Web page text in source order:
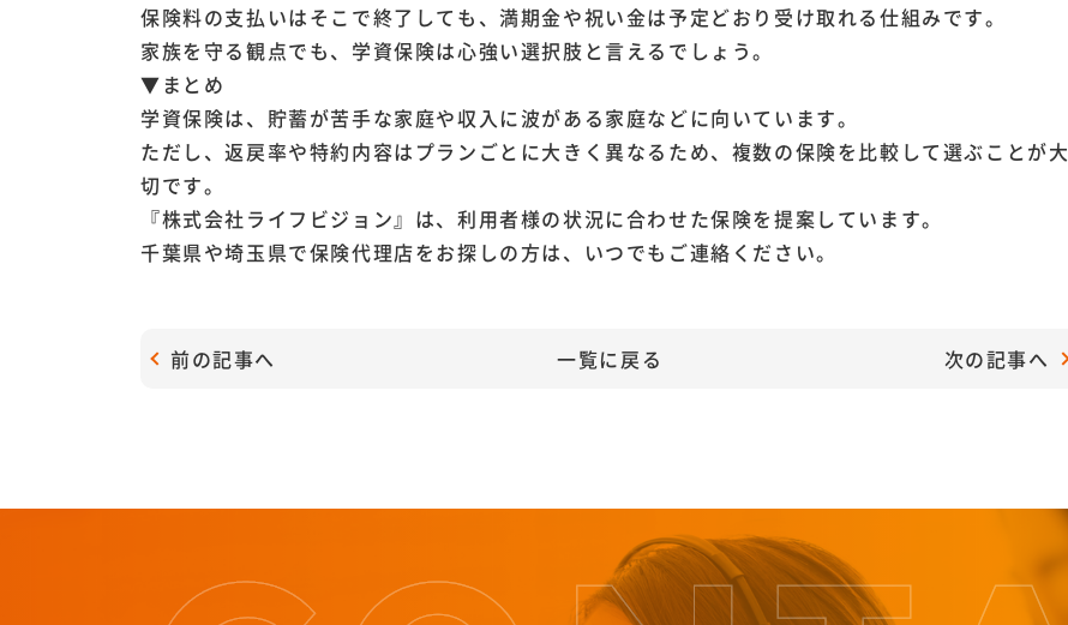
保険料の支払いはそこで終了しても、満期金や祝い金は予定どおり受け取れる仕組みです。
家族を守る観点でも、学資保険は心強い選択肢と言えるでしょう。
▼まとめ
学資保険は、貯蓄が苦手な家庭や収入に波がある家庭などに向いています。
ただし、返戻率や特約内容はプランごとに大きく異なるため、複数の保険を比較して選ぶことが大
切です。
『株式会社ライフビジョン』は、利用者様の状況に合わせた保険を提案しています。
千葉県や埼玉県で保険代理店をお探しの方は、いつでもご連絡ください。
前の記事へ 一覧に戻る 次の記事へ